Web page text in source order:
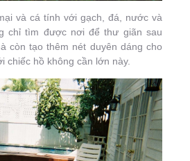
và cá tính với gạch, đá, nước và
chỉ tìm được nơi để thư giãn sau
còn tạo thêm nét duyên dáng cho
chiếc hồ không cần lớn này.